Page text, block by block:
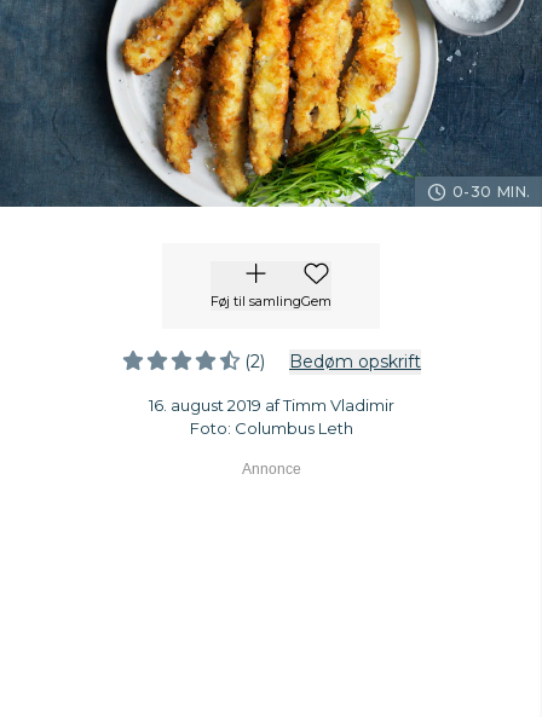
0-30 MIN.
Føj til samlingGem
(2) Bedøm opskrift
16. august 2019 af Timm Vladimir
Foto: Columbus Leth